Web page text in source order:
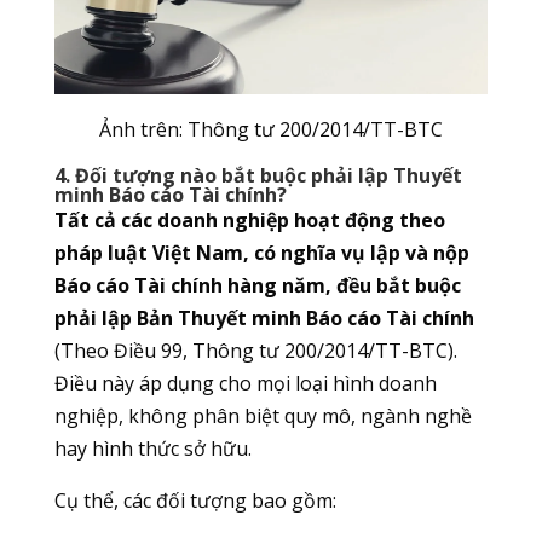
Ảnh trên: Thông tư 200/2014/TT-BTC
4. Đối tượng nào bắt buộc phải lập Thuyết
minh Báo cáo Tài chính?
Tất cả các doanh nghiệp hoạt động theo
pháp luật Việt Nam, có nghĩa vụ lập và nộp
Báo cáo Tài chính hàng năm, đều bắt buộc
phải lập Bản Thuyết minh Báo cáo Tài chính
(Theo Điều 99, Thông tư 200/2014/TT-BTC).
Điều này áp dụng cho mọi loại hình doanh
nghiệp, không phân biệt quy mô, ngành nghề
hay hình thức sở hữu.
Cụ thể, các đối tượng bao gồm: